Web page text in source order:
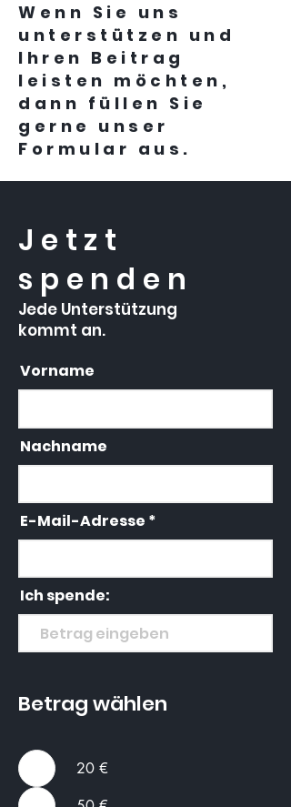
Wenn Sie uns
unterstützen und
Ihren Beitrag
leisten möchten,
dann füllen Sie
gerne unser
Formular aus.
Jetzt
spenden
Jede Unterstützung
kommt an.
Vorname
Nachname
E-Mail-Adresse
Ich spende:
Betrag wählen
20 €